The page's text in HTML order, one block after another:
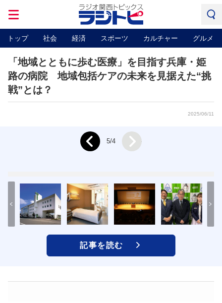
トップ 社会 経済 スポーツ カルチャー グルメ
「地域とともに歩む医療」を目指す兵庫・姫
路の病院 地域包括ケアの未来を見据えた“挑
戦”とは？
2025/06/11
Prev 5/4
記事を読む